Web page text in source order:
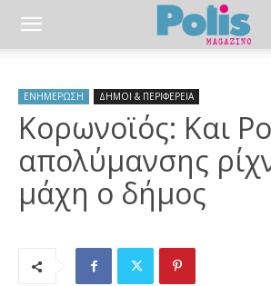
ΕΝΗΜΕΡΩΣΗ ΔΗΜΟΙ & ΠΕΡΙΦΕΡΕΙΑ
Κορωνοϊός: Και
απολύμανσης
μάχη ο δήμος